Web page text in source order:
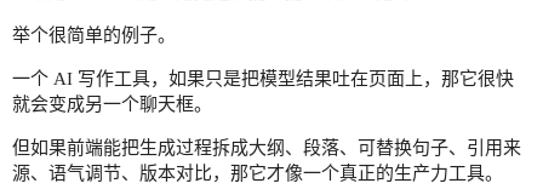
举个很简单的例子。
一个 AI 写作工具，如果只是把模型结果吐在页面上，那它很快
就会变成另一个聊天框。
但如果前端能把生成过程拆成大纲、段落、可替换句子、引用来
源、语气调节、版本对比，那它才像一个真正的生产力工具。